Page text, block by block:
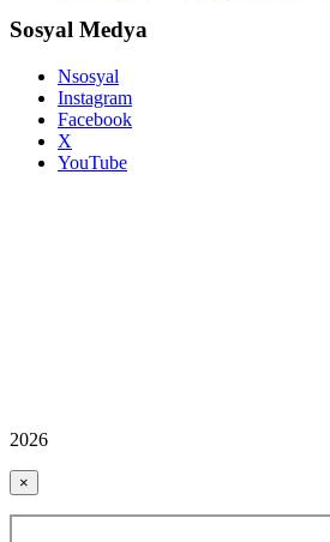
Sosyal Medya
Nsosyal
Instagram
Facebook
X
YouTube
2026
×